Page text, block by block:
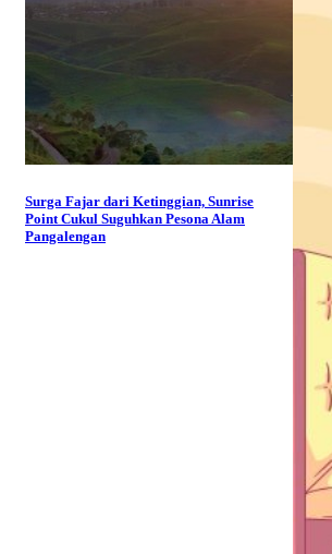
Surga Fajar dari Ketinggian, Sunrise
Point Cukul Suguhkan Pesona Alam
Pangalengan